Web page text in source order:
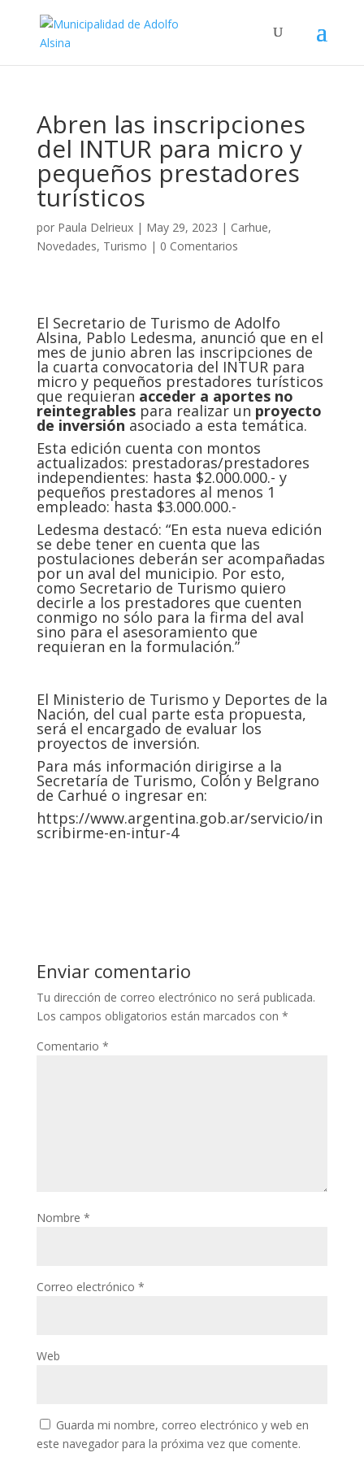
Abren las inscripciones
del INTUR para micro y
pequeños prestadores
turísticos
por Paula Delrieux| May 29, 2023 | Carhue,
Novedades, Turismo | 0 Comentarios
El Secretario de Turismo de Adolfo
Alsina, Pablo Ledesma, anunció que en el
mes de junio abren las inscripciones de
la cuarta convocatoria del INTUR para
micro y pequeños prestadores turísticos
que requieran acceder a aportes no
reintegrablespara realizar un proyecto
de inversión asociado a esta temática.
Esta edición cuenta con montos
actualizados: prestadoras/prestadores
independientes: hasta $2.000.000.- y
pequeños prestadores al menos 1
empleado: hasta $3.000.000.-
Ledesma destacó: “En esta nueva edición
se debe tener en cuenta que las
postulaciones deberán ser acompañadas
por un aval del municipio. Por esto,
como Secretario de Turismo quiero
decirle a los prestadores que cuenten
conmigo no sólo para la firma del aval
sino para el asesoramiento que
requieran en la formulación.”
El Ministerio de Turismo y Deportes de la
Nación, del cual parte esta propuesta,
será el encargado de evaluar los
proyectos de inversión.
Para más información dirigirse a la
Secretaría de Turismo, Colón y Belgrano
de Carhué o ingresar en:
https://www.argentina.gob.ar/servicio/in
scribirme-en-intur-4
Enviar comentario
Tu dirección de correo electrónico no será publicada.
Los campos obligatorios están marcados con *
Comentario *
Nombre *
Correo electrónico *
Web
Guarda mi nombre, correo electrónico y web en
este navegador para la próxima vez que comente.